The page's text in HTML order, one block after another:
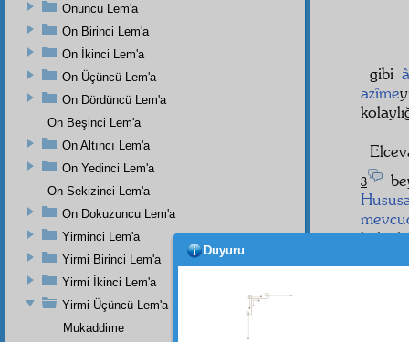
gibi
azîme
3
Onuncu Lem'a
On Birinci Lem'a
On İkinci Lem'a
On Üçüncü Lem'a
On Dördüncü Lem'a
On Beşinci Lem'a
On Altıncı Lem'a
On Yedinci Lem'a
On Sekizinci Lem'a
On Dokuzuncu Lem'a
Yirminci Lem'a
Yirmi Birinci Lem'a
Yirmi İkinci Lem'a
Yirmi Üçüncü Lem'a
Mukaddime
Duyuru